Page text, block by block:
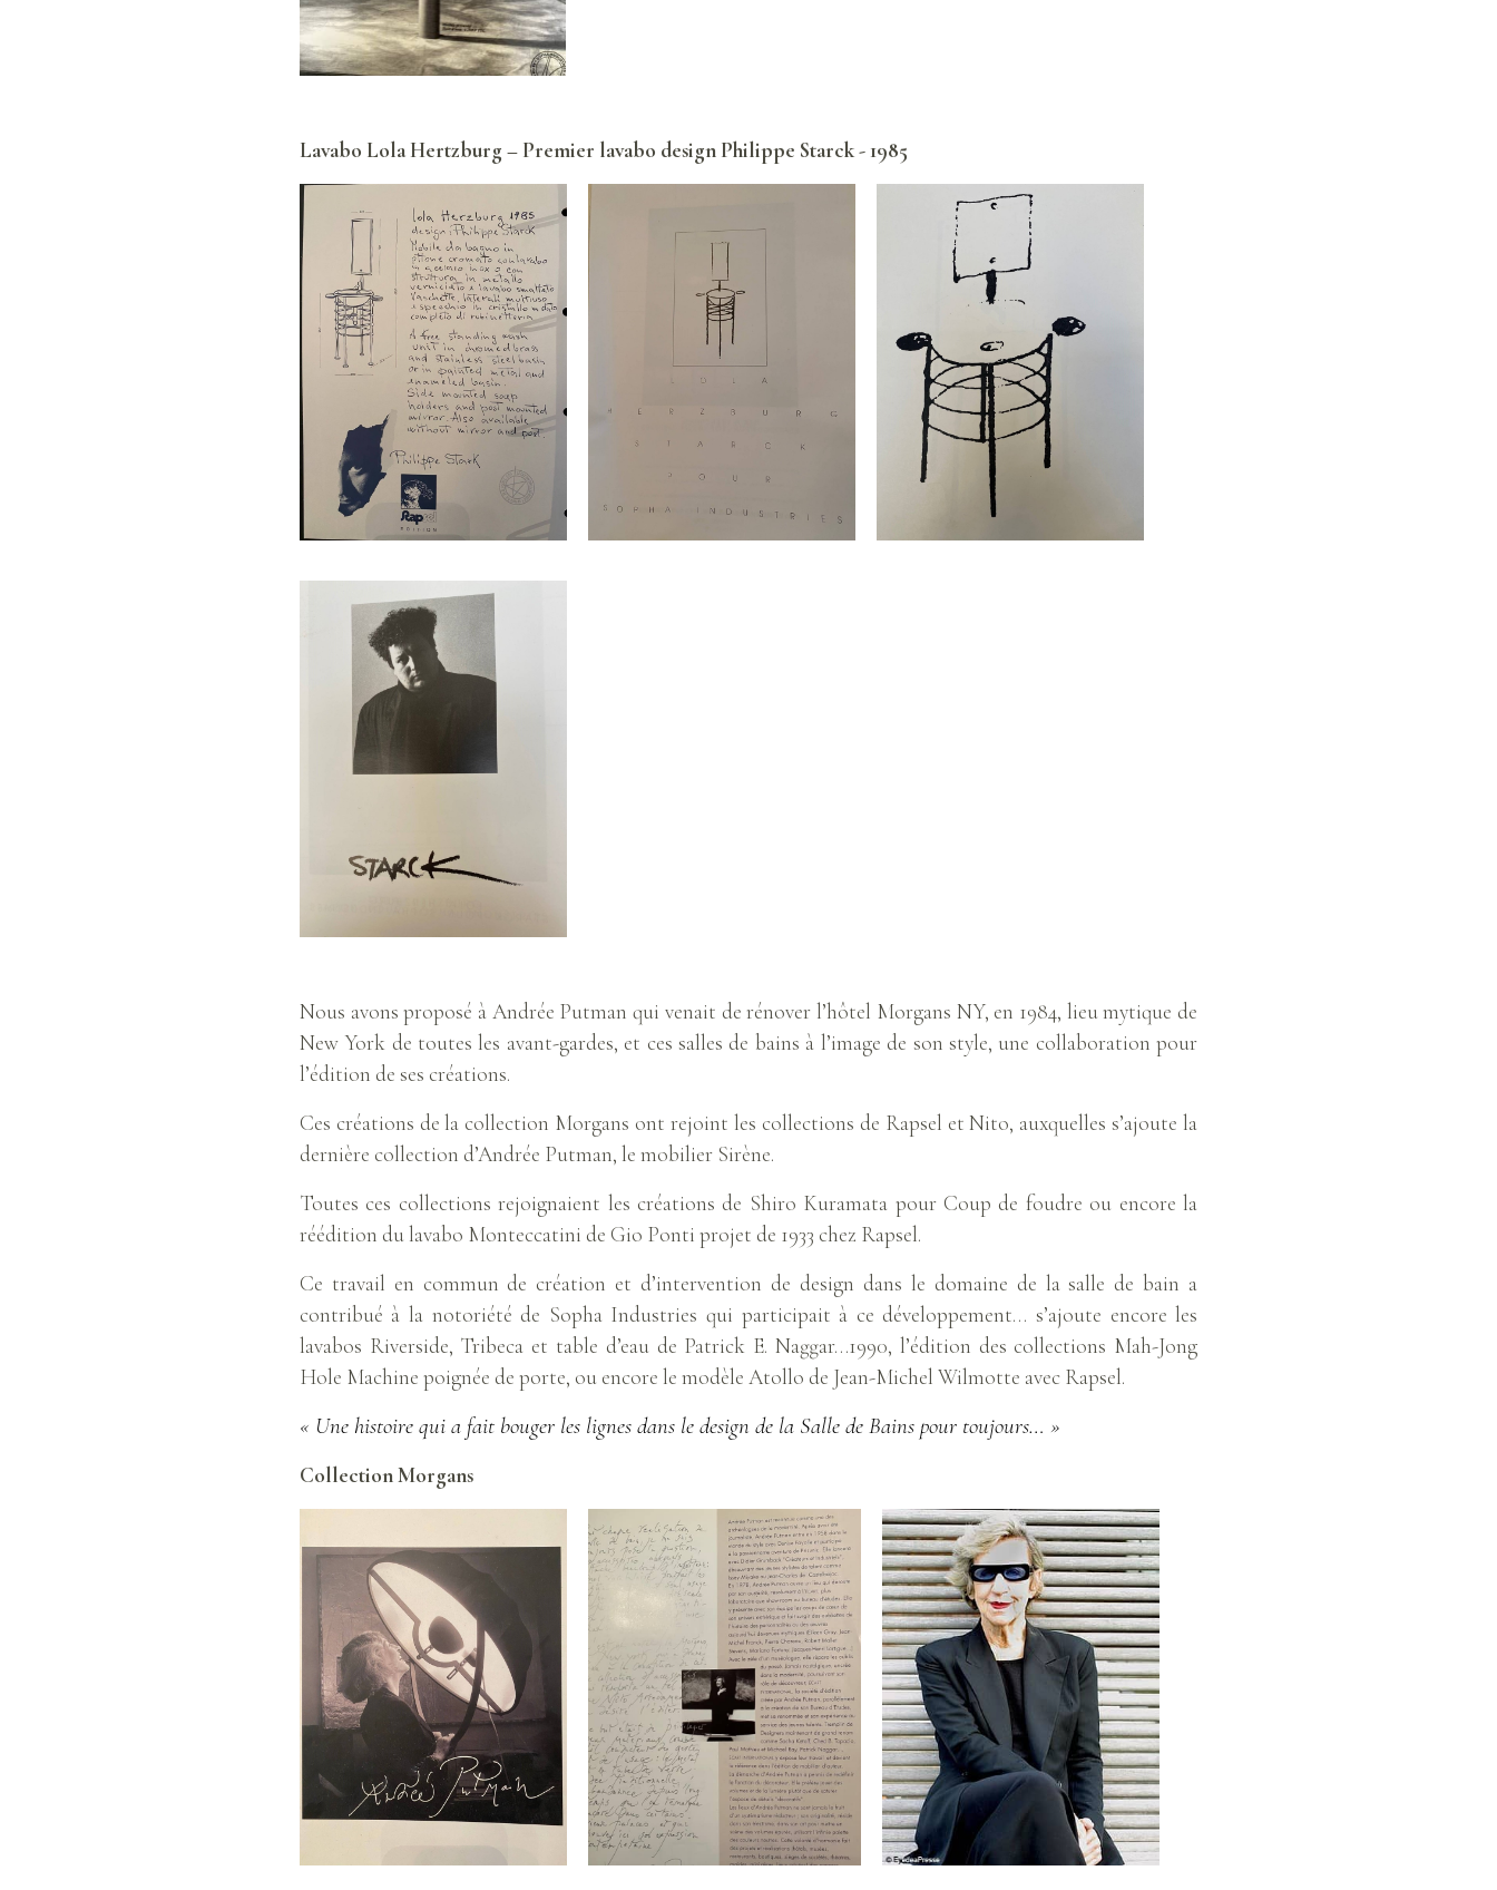
Lavabo Lola Hertzburg – Premier lavabo design Philippe Starck - 1985
Nous avons proposé à Andrée Putman qui venait de rénover l’hôtel Morgans NY, en 1984, lieu mytique de
New York de toutes les avant-gardes, et ces salles de bains à l’image de son style, une collaboration pour
l’édition de ses créations.
Ces créations de la collection Morgans ont rejoint les collections de Rapsel et Nito, auxquelles s’ajoute la
dernière collection d’Andrée Putman, le mobilier Sirène.
Toutes ces collections rejoignaient les créations de Shiro Kuramata pour Coup de foudre ou encore la
réédition du lavabo Monteccatini de Gio Ponti projet de 1933 chez Rapsel.
Ce travail en commun de création et d’intervention de design dans le domaine de la salle de bain a
contribué à la notoriété de Sopha Industries qui participait à ce développement… s’ajoute encore les
lavabos Riverside, Tribeca et table d’eau de Patrick E. Naggar…1990, l’édition des collections Mah-Jong
Hole Machine poignée de porte, ou encore le modèle Atollo de Jean-Michel Wilmotte avec Rapsel.
« Une histoire qui a fait bouger les lignes dans le design de la Salle de Bains pour toujours… »
Collection Morgans